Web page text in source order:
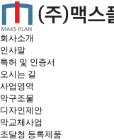
회사소개
인사말
특허 및 인증서
오시는 길
사업영역
막구조물
디자인제안
막교체사업
조달청 등록제품